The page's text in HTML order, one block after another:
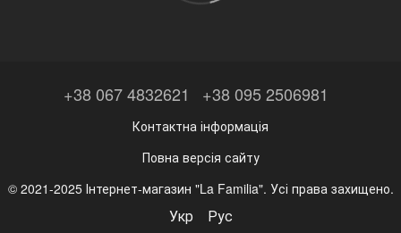
+38 067 4832621 +38 095 2506981
Контактна інформація
Повна версія сайту
© 2021-2025 Інтернет-магазин "La Familia". Усі права захищено.
Укр Рус